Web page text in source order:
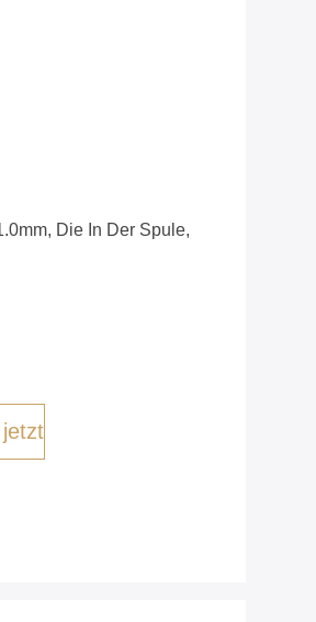
Die In Der Spule,